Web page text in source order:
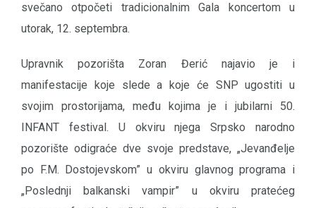
svečano otpočeti tradicionalnim Gala koncertom u
utorak, 12. septembra.
Upravnik pozorišta Zoran Đerić najavio je i
manifestacije koje slede a koje će SNP ugostiti u
svojim prostorijama, među kojima je i jubilarni 50.
INFANT festival. U okviru njega Srpsko narodno
pozorište odigraće dve svoje predstave, „Jevanđelje
po F.M. Dostojevskom” u okviru glavnog programa i
„Poslednji balkanski vampir” u okviru pratećeg